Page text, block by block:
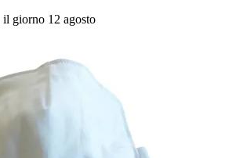
il giorno 12 agosto